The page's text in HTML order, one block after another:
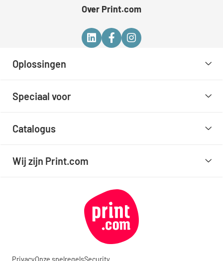
Over Print.com
Oplossingen
Speciaal voor
Catalogus
Wij zijn Print.com
PrivacyOnze spelregelsSecurity